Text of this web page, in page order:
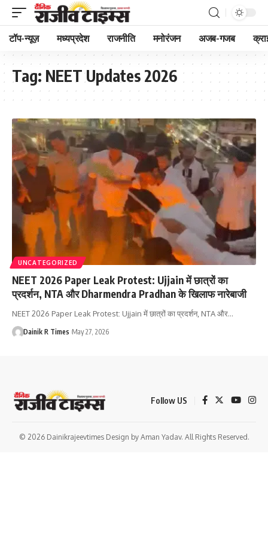
टॉप-न्यूज़ मध्यप्रदेश राजनीति मनोरंजन अजब-गजब
Tag: NEET Updates 2026
UNCATEGORIZED
NEET 2026 Paper Leak Protest: Ujjain में छात्रों का
प्रदर्शन, NTA और Dharmendra Pradhan के खिलाफ नारेबाजी
NEET 2026 Paper Leak Protest: Ujjain में छात्रों का प्रदर्शन, NTA और…
Dainik R Times May 27, 2026
Follow US
© 2026 Dainikrajeevtimes Design by Aman Yadav. All Rights Reserved.